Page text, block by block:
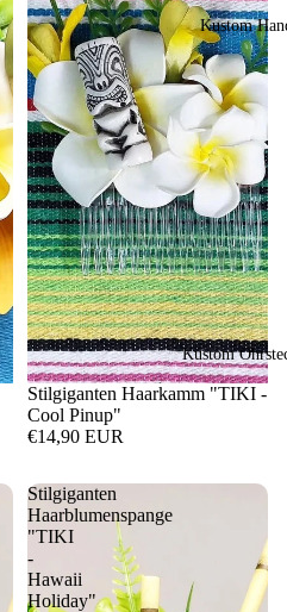
Kustom
Kustom
Stilgiganten Haarkamm "TIKI -
Cool Pinup"
€14,90 EUR
Stilgiganten
Haarblumenspange
"TIKI
-
Hawaii
Holiday"